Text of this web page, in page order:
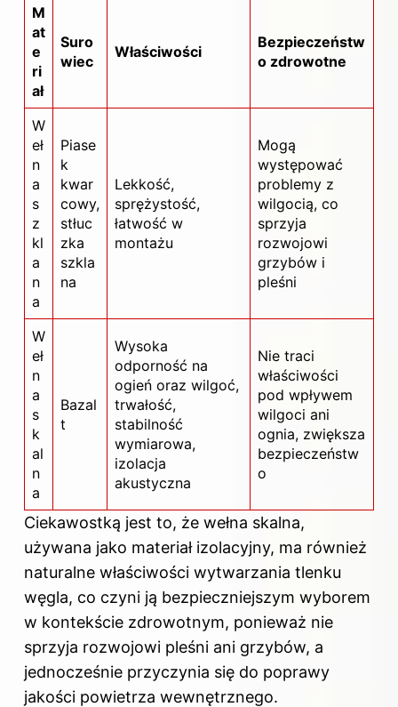
M
at
e
ri
ał
Suro
wiec
Właściwości
Bezpieczeństw
o zdrowotne
W
eł
n
a
s
z
kl
a
n
a
Piase
k
kwar
cowy,
stłuc
zka
szkla
na
Lekkość,
sprężystość,
łatwość w
montażu
Mogą
występować
problemy z
wilgocią, co
sprzyja
rozwojowi
grzybów i
pleśni
W
eł
n
a
s
k
al
n
a
Bazal
t
Wysoka
odporność na
ogień oraz wilgoć,
trwałość,
stabilność
wymiarowa,
izolacja
akustyczna
Nie traci
właściwości
pod wpływem
wilgoci ani
ognia, zwiększa
bezpieczeństw
o
Ciekawostką jest to, że wełna skalna,
używana jako materiał izolacyjny, ma również
naturalne właściwości wytwarzania tlenku
węgla, co czyni ją bezpieczniejszym wyborem
w kontekście zdrowotnym, ponieważ nie
sprzyja rozwojowi pleśni ani grzybów, a
jednocześnie przyczynia się do poprawy
jakości powietrza wewnętrznego.